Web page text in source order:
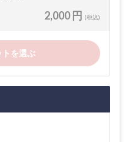
2,000 円 (税込)
トを選ぶ